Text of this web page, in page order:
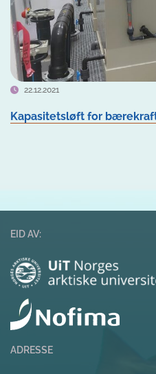
22.12.2021
Kapasitetsløft for
EID AV:
ADRESSE